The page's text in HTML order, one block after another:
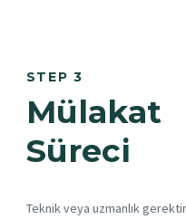
STEP 3
Mülakat
Süreci
Teknik veya uzmanlık